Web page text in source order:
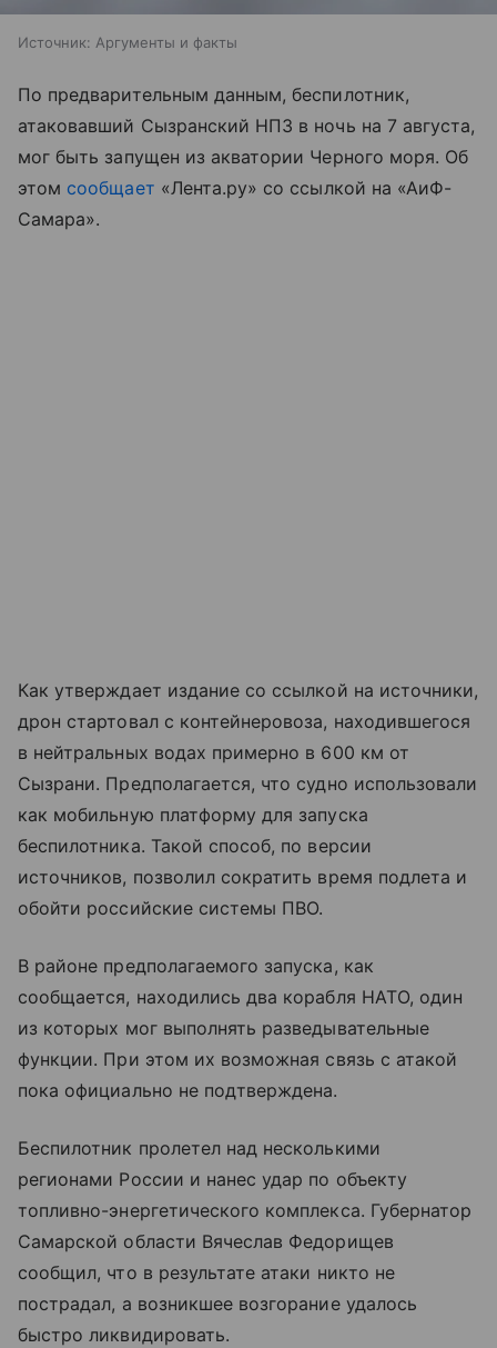
Источник: Аргументы и факты
По предварительным данным, беспилотник,
атаковавший Сызранский НПЗ в ночь на 7 августа,
мог быть запущен из акватории Черного моря. Об
этом сообщает «Лента.ру» со ссылкой на «АиФ-
Самара».
Как утверждает издание со ссылкой на источники,
дрон стартовал с контейнеровоза, находившегося
в нейтральных водах примерно в 600 км от
Сызрани. Предполагается, что судно использовали
как мобильную платформу для запуска
беспилотника. Такой способ, по версии
источников, позволил сократить время подлета и
обойти российские системы ПВО.
В районе предполагаемого запуска, как
сообщается, находились два корабля НАТО, один
из которых мог выполнять разведывательные
функции. При этом их возможная связь с атакой
пока официально не подтверждена.
Беспилотник пролетел над несколькими
регионами России и нанес удар по объекту
топливно-энергетического комплекса. Губернатор
Самарской области Вячеслав Федорищев
сообщил, что в результате атаки никто не
пострадал, а возникшее возгорание удалось
быстро ликвидировать.